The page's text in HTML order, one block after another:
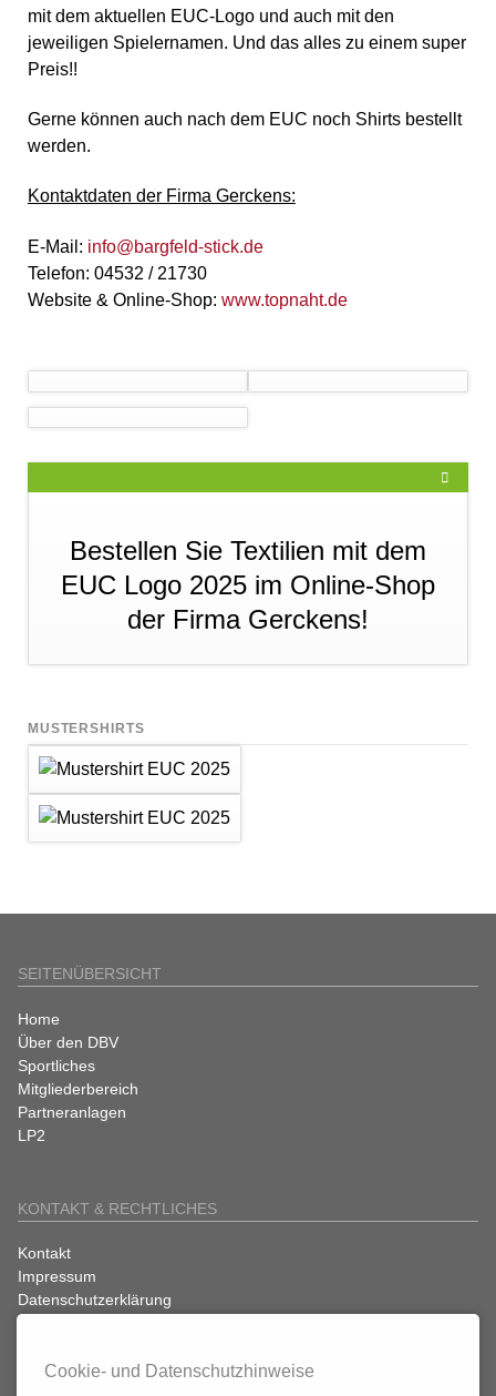
mit dem aktuellen EUC-Logo und auch mit den
jeweiligen Spielernamen. Und das alles zu einem super
Preis!!
Gerne können auch nach dem EUC noch Shirts bestellt
werden.
Kontaktdaten der Firma Gerckens:
E-Mail: info@bargfeld-stick.de
Telefon: 04532 / 21730
Website & Online-Shop: www.topnaht.de
Bestellen Sie Textilien mit dem
EUC Logo 2025 im Online-Shop
der Firma Gerckens!
MUSTERSHIRTS
SEITENÜBERSICHT
Navigation
überspringen
Home
Über den DBV
Sportliches
Mitgliederbereich
Partneranlagen
LP2
KONTAKT & RECHTLICHES
Navigation
überspringen
Kontakt
Impressum
Datenschutzerklärung
SATZUNGEN
Cookie- und Datenschutzhinweise